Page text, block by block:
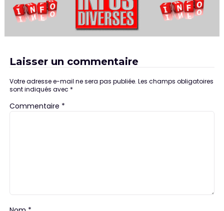
Laisser un commentaire
Votre adresse e-mail ne sera pas publiée. Les champs obligatoires
sont indiqués avec *
Commentaire *